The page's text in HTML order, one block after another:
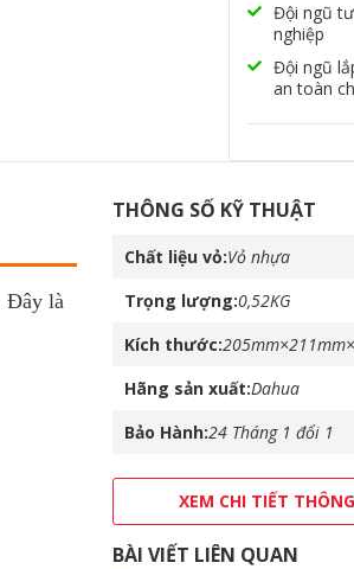
Đội ngũ
nghiệp
Đội ngũ
an toàn
Đây là
THÔNG SỐ KỸ THUẬT
Chất liệu vỏ Vỏ nhựa
Trọng lượng 0,52KG
Kích thước
Hãng sản xuất Dahua
Bảo Hành 24 Tháng 1 đổi 1
XEM CHI TIẾT
BÀI VIẾT LIÊN QUAN